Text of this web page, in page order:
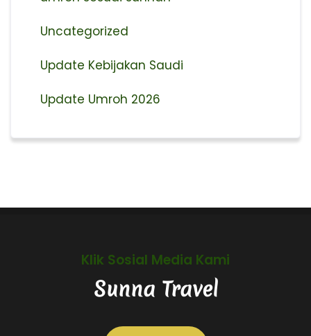
Uncategorized
Update Kebijakan Saudi
Update Umroh 2026
Klik Sosial Media Kami
Sunna Travel